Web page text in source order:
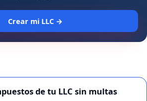
Crear mi LLC →
de tu LLC sin multas